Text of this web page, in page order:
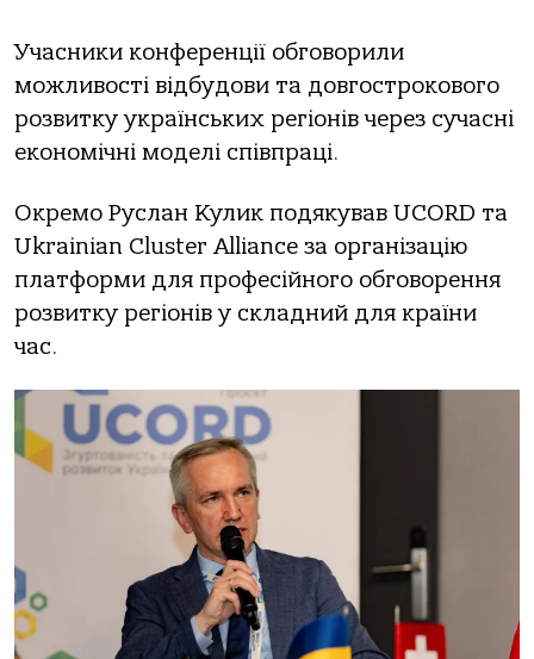
Учасники конференції обговорили
можливості відбудови та довгострокового
розвитку українських регіонів через сучасні
економічні моделі співпраці.
Окремо Руслан Кулик подякував UCORD та
Ukrainian Cluster Alliance за організацію
платформи для професійного обговорення
розвитку регіонів у складний для країни
час.